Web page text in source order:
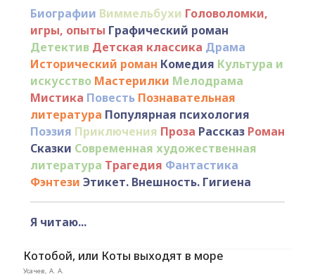
Биографии Виммельбухи Головоломки,
игры, опыты Графический роман
Детектив Детская классика Драма
Исторический роман Комедия Культура и
искусство Мастерилки Мелодрама
Мистика Повесть Познавательная
литература Популярная психология
Поэзия Приключения Проза Рассказ Роман
Сказки Современная художественная
литература Трагедия Фантастика
Фэнтези Этикет. Внешность. Гигиена
Я читаю...
Котобой, или Коты выходят в море
Усачев, А. А.